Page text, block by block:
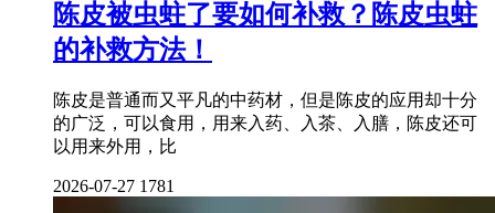
陈皮被虫蛀了要如何补救？陈皮虫蛀
的补救方法！
陈皮是普通而又平凡的中药材，但是陈皮的应用却十分
的广泛，可以食用，用来入药、入茶、入膳，陈皮还可
以用来外用，比
2026-07-27 1781